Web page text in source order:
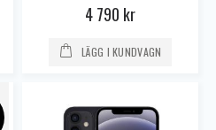
4 790 kr
LÄGG I KUNDVAGN